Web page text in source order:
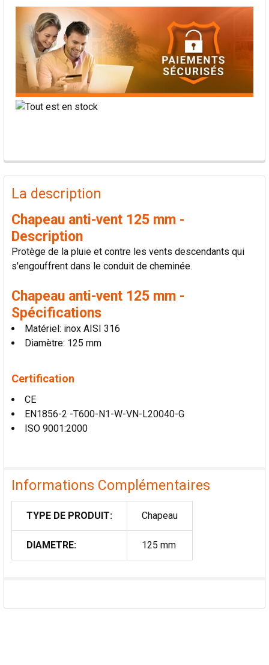
PRODUITS
FRÉQUEMMENT
ACHETÉS
TOUT
SÉLECTIONNER
LA
SÉLECTION
AU PANIER
La description
Chapeau anti-vent 125 mm -
Description
Protège de la pluie et contre les vents descendants qui
s'engouffrent dans le conduit de cheminée.
Chapeau anti-vent 125 mm -
Spécifications
Matériel: inox AISI 316
Diamètre: 125 mm
Certification
CE
EN1856-2 -T600-N1-W-VN-L20040-G
ISO 9001:2000
Informations Complémentaires
TYPE DE PRODUIT: Chapeau
DIAMETRE: 125 mm